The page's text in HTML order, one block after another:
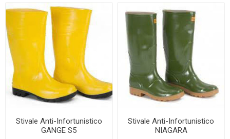
Stivale Anti-Infortunistico
GANGE S5
Stivale Anti-Infortunistico
NIAGARA